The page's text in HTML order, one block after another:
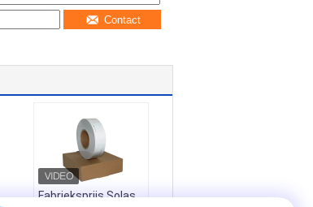
Contact
Fabrieksprijs Solas